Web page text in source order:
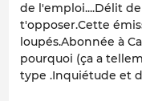
de l'emploi....Délit
t'opposer.Cette
loupés.Abonnée à
pourquoi (ça a
type .Inquiétude et